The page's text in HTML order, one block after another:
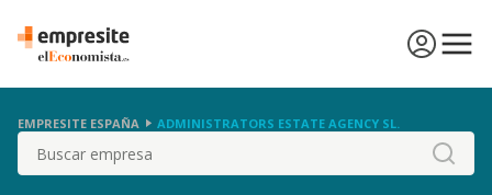
EMPRESITE ESPAÑA ADMINISTRATORS ESTATE AGENCY SL.
Buscar